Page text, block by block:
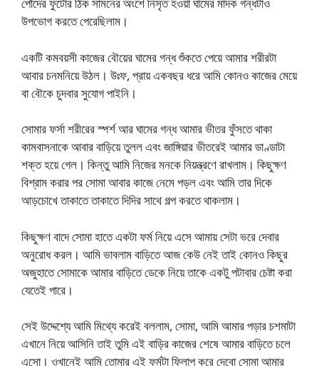
পোঁদের ফুটোর ঠিক সামনের অংশে নিসৃত হওয়া ঘামের মাদক গন্ধটাও
উপভোগ করতে পেরেছিলাম।
একটি কমবয়সী কাজের বৌয়ের ঘামের গন্ধ শুঁকতে পেয়ে আমার শরীরটা
আবার চনমনিয়ে উঠল। উঃফ, প্রায় একবছর ধরে আমি কোনও কাজের মেয়ে
বা বৌকে চুদবার সুযোগ পাইনি।
সোমার ফর্সা শরীরের স্পর্শ আর ঘামের গন্ধ আমার ভীতর ফুঁসতে থাকা
কামবাসনাকে আবার বাড়িয়ে তুলল এবং জাঙ্গিয়ার ভীতরেই আমার ডাণ্ডাটা
শক্ত হয়ে গেল। কিন্তু আমি নিজের মনকে নিয়ন্ত্রণে রাখলাম। কিছুক্ষণ
বিশ্রাম করার পর সোমা আবার কাজে নেমে পড়ল এবং আমি তার দিকে
আড়চোখে তাকাতে তাকাতে দিদির সাথে গল্প করতে থাকলাম।
কিছুক্ষণ বাদে সোমা হাতে একটা ফর্ম নিয়ে এসে আমায় সেটা ভরে দেবার
অনুরোধ করল। আমি ভাবলাম বাড়িতে আজ কেউ নেই তাই কোনও কিছুর
অজুহাতে সোমাকে আমার বাড়িতে ডেকে নিয়ে তাকে একটু পটাবার চেষ্টা করা
যেতেই পারে।
সেই উদ্দেশ্যে আমি মিথ্যে করেই বললাম, সোমা, আমি আমার পড়ার চশমাটা
এখানে নিয়ে আসিনি তাই তুমি এই বাড়ির কাজের শেষে আমার বাড়িতে চলে
এসো। ওখানেই আমি তোমার এই ফর্মটা ফিলাপ করে দেবো সোমা আমার